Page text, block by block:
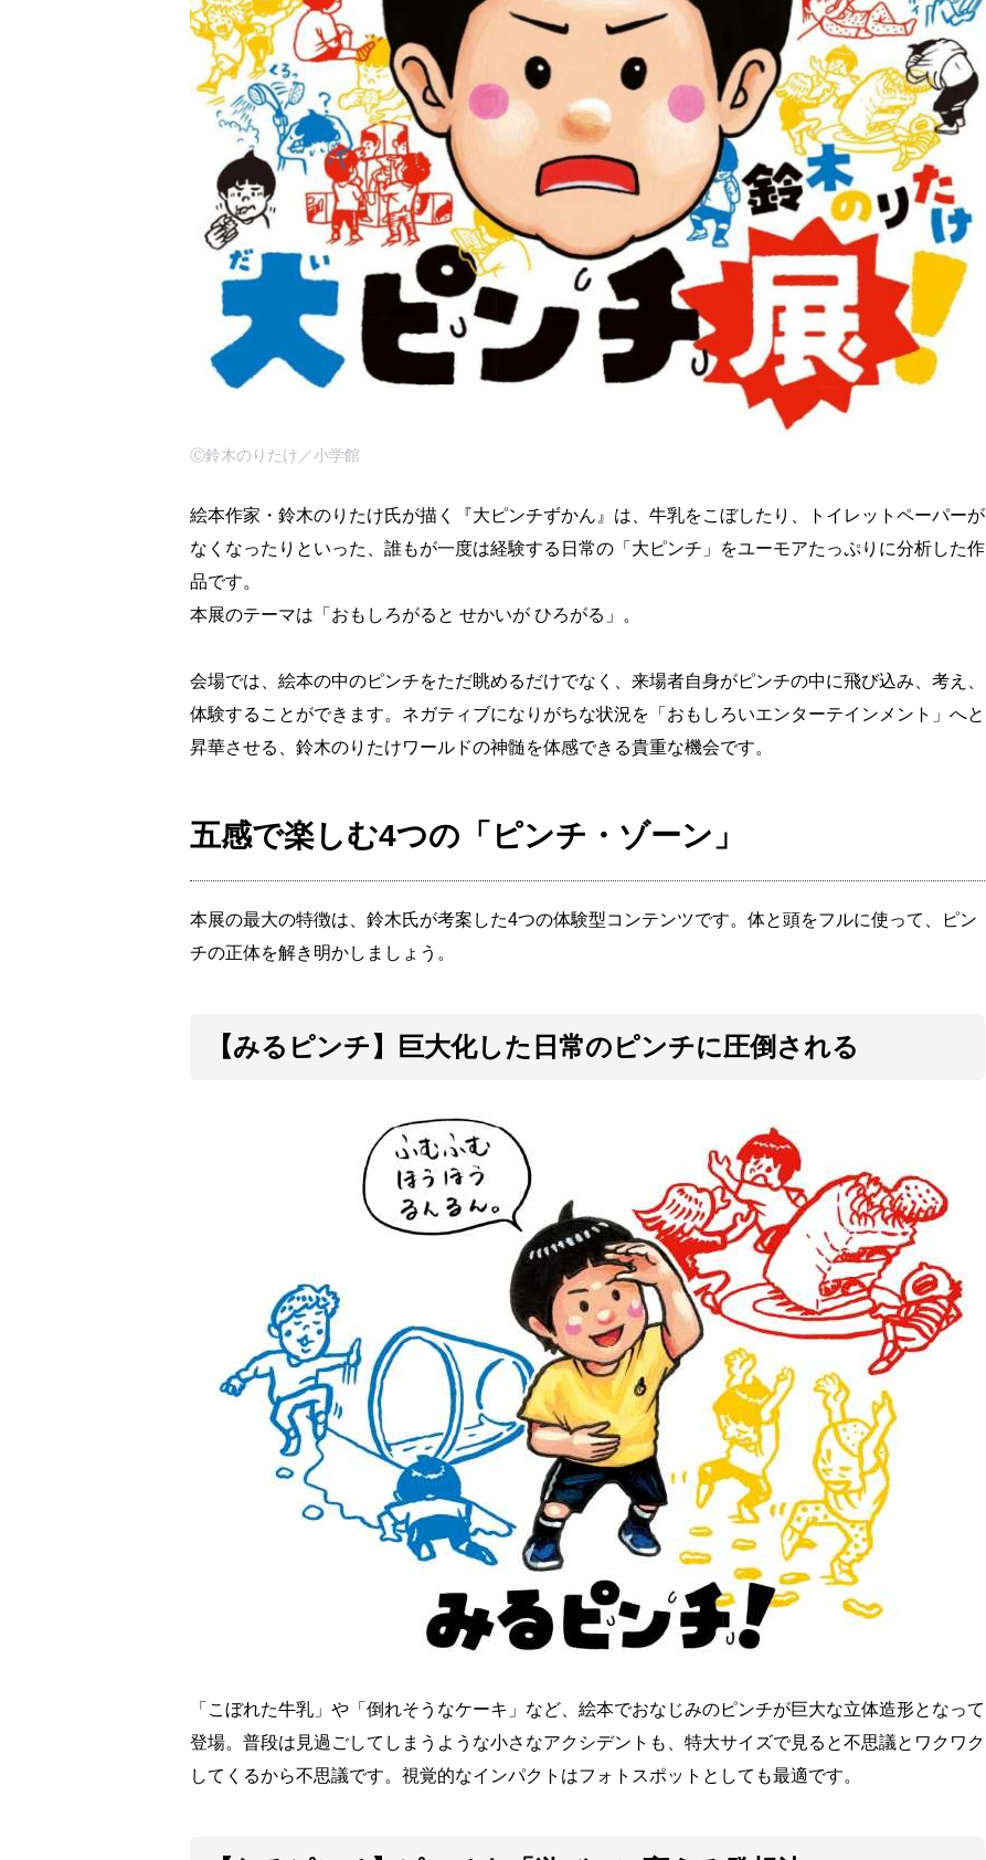
Ⓒ鈴木のりたけ／小学館
絵本作家・鈴木のりたけ氏が描く『大ピンチずかん』は、牛乳をこぼしたり、トイレットペーパーが
なくなったりといった、誰もが一度は経験する日常の「大ピンチ」をユーモアたっぷりに分析した作
品です。
本展のテーマは「おもしろがると せかいが ひろがる」。
会場では、絵本の中のピンチをただ眺めるだけでなく、来場者自身がピンチの中に飛び込み、考え、
体験することができます。ネガティブになりがちな状況を「おもしろいエンターテインメント」へと
昇華させる、鈴木のりたけワールドの神髄を体感できる貴重な機会です。
五感で楽しむ4つの「ピンチ・ゾーン」
本展の最大の特徴は、鈴木氏が考案した4つの体験型コンテンツです。体と頭をフルに使って、ピン
チの正体を解き明かしましょう。
【みるピンチ】巨大化した日常のピンチに圧倒される
「こぼれた牛乳」や「倒れそうなケーキ」など、絵本でおなじみのピンチが巨大な立体造形となって
登場。普段は見過ごしてしまうような小さなアクシデントも、特大サイズで見ると不思議とワクワク
してくるから不思議です。視覚的なインパクトはフォトスポットとしても最適です。